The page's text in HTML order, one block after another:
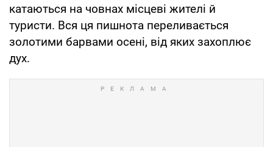
катаються на човнах місцеві жителі й
туристи. Вся ця пишнота переливається
золотими барвами осені, від яких захоплює
дух.